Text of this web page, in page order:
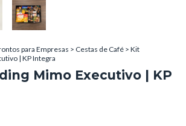
para Empresas > Cestas de Café > Kit
| KP Integra
Mimo Executivo | KP